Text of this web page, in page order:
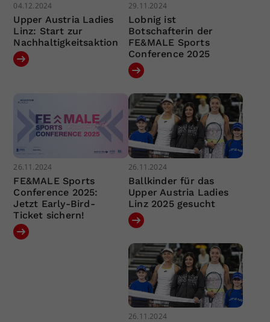
04.12.2024
Upper Austria Ladies
Linz: Start zur
Nachhaltigkeitsaktion
29.11.2024
Lobnig ist
Botschafterin der
FE&MALE Sports
Conference 2025
26.11.2024
FE&MALE Sports
Conference 2025:
Jetzt Early-Bird-
Ticket sichern!
26.11.2024
Ballkinder für das
Upper Austria Ladies
Linz 2025 gesucht
26.11.2024